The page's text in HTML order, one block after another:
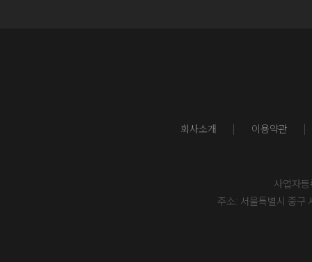
회사소개 이용약관
사업자
주소: 서울특별시 중구